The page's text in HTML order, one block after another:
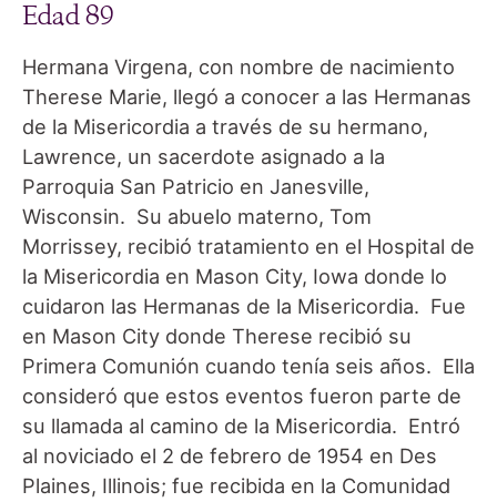
Edad 89
Hermana Virgena, con nombre de nacimiento
Therese Marie, llegó a conocer a las Hermanas
de la Misericordia a través de su hermano,
Lawrence, un sacerdote asignado a la
Parroquia San Patricio en Janesville,
Wisconsin. Su abuelo materno, Tom
Morrissey, recibió tratamiento en el Hospital de
la Misericordia en Mason City, Iowa donde lo
cuidaron las Hermanas de la Misericordia. Fue
en Mason City donde Therese recibió su
Primera Comunión cuando tenía seis años. Ella
consideró que estos eventos fueron parte de
su llamada al camino de la Misericordia. Entró
al noviciado el 2 de febrero de 1954 en Des
Plaines, Illinois; fue recibida en la Comunidad